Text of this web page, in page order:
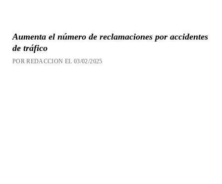
Aumenta el número de reclamaciones por accidentes
de tráfico
POR REDACCION EL 03/02/2025